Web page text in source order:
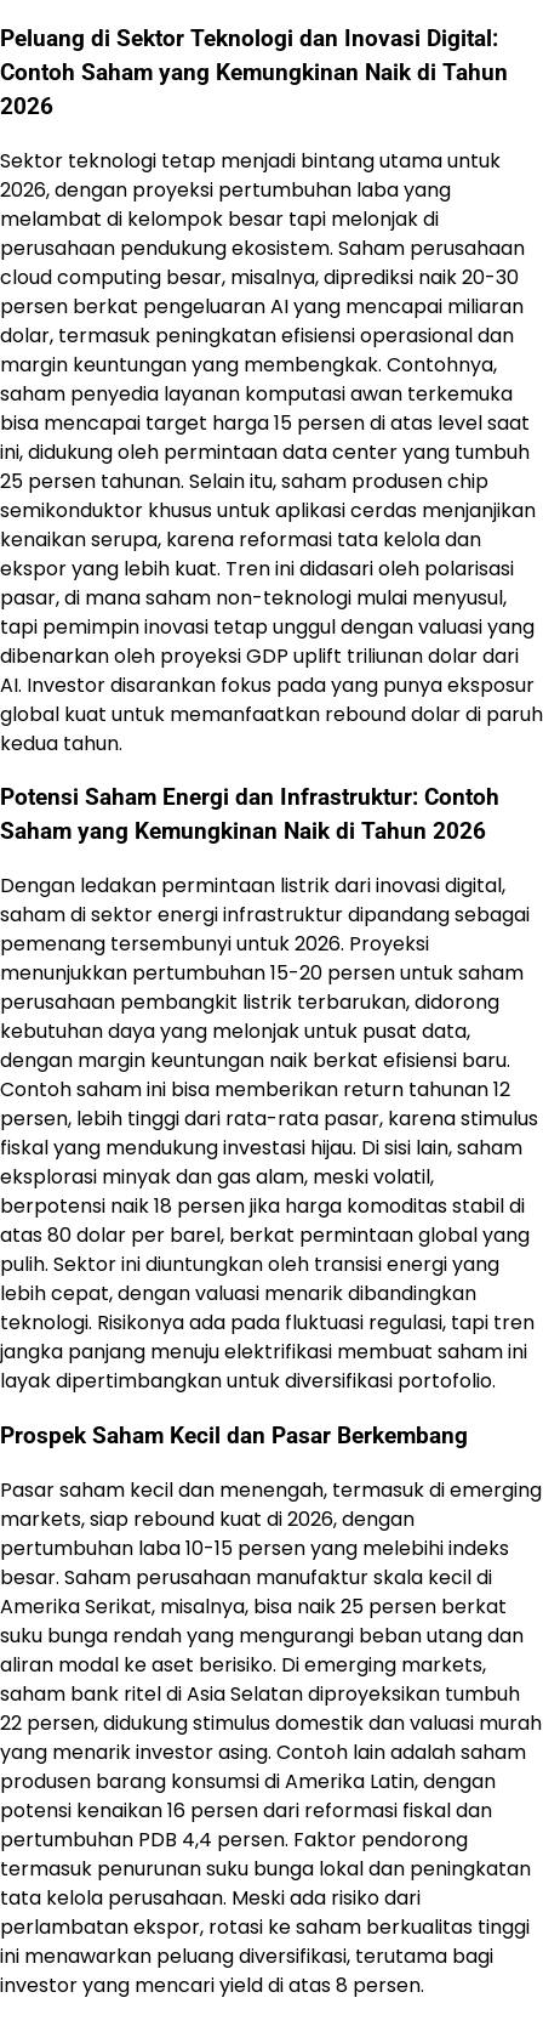
Peluang di Sektor Teknologi dan Inovasi Digital:
Contoh Saham yang Kemungkinan Naik di Tahun
2026
Sektor teknologi tetap menjadi bintang utama untuk
2026, dengan proyeksi pertumbuhan laba yang
melambat di kelompok besar tapi melonjak di
perusahaan pendukung ekosistem. Saham perusahaan
cloud computing besar, misalnya, diprediksi naik 20-30
persen berkat pengeluaran AI yang mencapai miliaran
dolar, termasuk peningkatan efisiensi operasional dan
margin keuntungan yang membengkak. Contohnya,
saham penyedia layanan komputasi awan terkemuka
bisa mencapai target harga 15 persen di atas level saat
ini, didukung oleh permintaan data center yang tumbuh
25 persen tahunan. Selain itu, saham produsen chip
semikonduktor khusus untuk aplikasi cerdas menjanjikan
kenaikan serupa, karena reformasi tata kelola dan
ekspor yang lebih kuat. Tren ini didasari oleh polarisasi
pasar, di mana saham non-teknologi mulai menyusul,
tapi pemimpin inovasi tetap unggul dengan valuasi yang
dibenarkan oleh proyeksi GDP uplift triliunan dolar dari
AI. Investor disarankan fokus pada yang punya eksposur
global kuat untuk memanfaatkan rebound dolar di paruh
kedua tahun.
Potensi Saham Energi dan Infrastruktur: Contoh
Saham yang Kemungkinan Naik di Tahun 2026
Dengan ledakan permintaan listrik dari inovasi digital,
saham di sektor energi infrastruktur dipandang sebagai
pemenang tersembunyi untuk 2026. Proyeksi
menunjukkan pertumbuhan 15-20 persen untuk saham
perusahaan pembangkit listrik terbarukan, didorong
kebutuhan daya yang melonjak untuk pusat data,
dengan margin keuntungan naik berkat efisiensi baru.
Contoh saham ini bisa memberikan return tahunan 12
persen, lebih tinggi dari rata-rata pasar, karena stimulus
fiskal yang mendukung investasi hijau. Di sisi lain, saham
eksplorasi minyak dan gas alam, meski volatil,
berpotensi naik 18 persen jika harga komoditas stabil di
atas 80 dolar per barel, berkat permintaan global yang
pulih. Sektor ini diuntungkan oleh transisi energi yang
lebih cepat, dengan valuasi menarik dibandingkan
teknologi. Risikonya ada pada fluktuasi regulasi, tapi tren
jangka panjang menuju elektrifikasi membuat saham ini
layak dipertimbangkan untuk diversifikasi portofolio.
Prospek Saham Kecil dan Pasar Berkembang
Pasar saham kecil dan menengah, termasuk di emerging
markets, siap rebound kuat di 2026, dengan
pertumbuhan laba 10-15 persen yang melebihi indeks
besar. Saham perusahaan manufaktur skala kecil di
Amerika Serikat, misalnya, bisa naik 25 persen berkat
suku bunga rendah yang mengurangi beban utang dan
aliran modal ke aset berisiko. Di emerging markets,
saham bank ritel di Asia Selatan diproyeksikan tumbuh
22 persen, didukung stimulus domestik dan valuasi murah
yang menarik investor asing. Contoh lain adalah saham
produsen barang konsumsi di Amerika Latin, dengan
potensi kenaikan 16 persen dari reformasi fiskal dan
pertumbuhan PDB 4,4 persen. Faktor pendorong
termasuk penurunan suku bunga lokal dan peningkatan
tata kelola perusahaan. Meski ada risiko dari
perlambatan ekspor, rotasi ke saham berkualitas tinggi
ini menawarkan peluang diversifikasi, terutama bagi
investor yang mencari yield di atas 8 persen.